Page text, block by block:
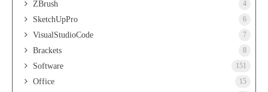
ZBrush 4
SketchUpPro 6
VisualStudioCode 7
Brackets 8
Software 151
Office 15